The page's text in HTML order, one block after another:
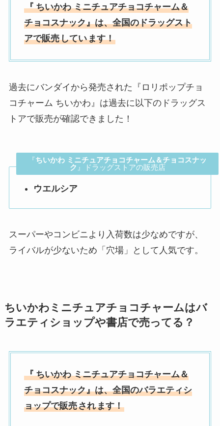
『 ちいかわ ミニチュアチョコチャーム＆
チョコスナック』は、全国のドラッグスト
アで販売しています！
過去にバンダイから発売された『ロリポップチョ
コチャーム ちいかわ』は過去に以下のドラッグス
トアで販売が確認できました！
『ちいかわ ミニチュアチョコチャーム＆チョコスナッ
ク 』ドラッグストアの販売店
ウエルシア
スーパーやコンビニより入荷数は少なめですが、
ライバルが少ないため「穴場」として人気です。
ちいかわミニチュアチョコチャームはバ
ラエティショップや書店で売ってる？
『 ちいかわ ミニチュアチョコチャーム＆
チョコスナック』は、全国のバラエティシ
ョップで販売されます！